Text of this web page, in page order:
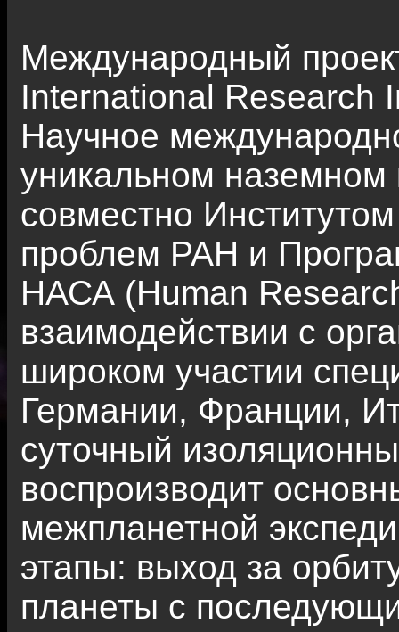
Международный
International Research
Научное
уникальном наземном
совместно
проблем РАН и
НАСА (Human
взаимодействии с
широком участии
Германии, Франции,
суточный
воспроизводит
межпланетной
этапы: выход за
планеты с